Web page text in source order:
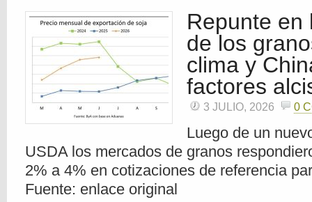
Repunte en
de los
clima y
factores
3 JULIO, 2026 0
Luego de un
USDA los mercados de granos
2% a 4% en cotizaciones de referencia
Fuente: enlace original